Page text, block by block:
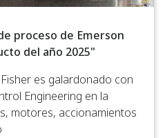
proceso de Emerson
del año 2025"
Fisher es galardonado con
Engineering en la
motores, accionamientos